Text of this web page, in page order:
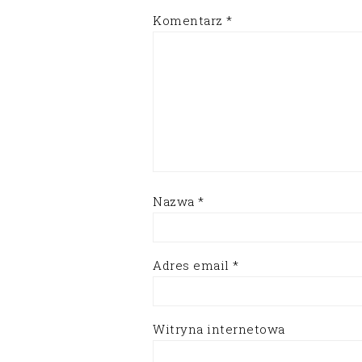
Komentarz *
Nazwa *
Adres email *
Witryna internetowa